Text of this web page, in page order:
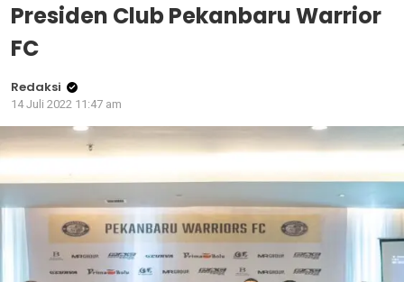
Presiden Club Pekanbaru Warrior
FC
Redaksi
14 Juli 2022 11:47 am